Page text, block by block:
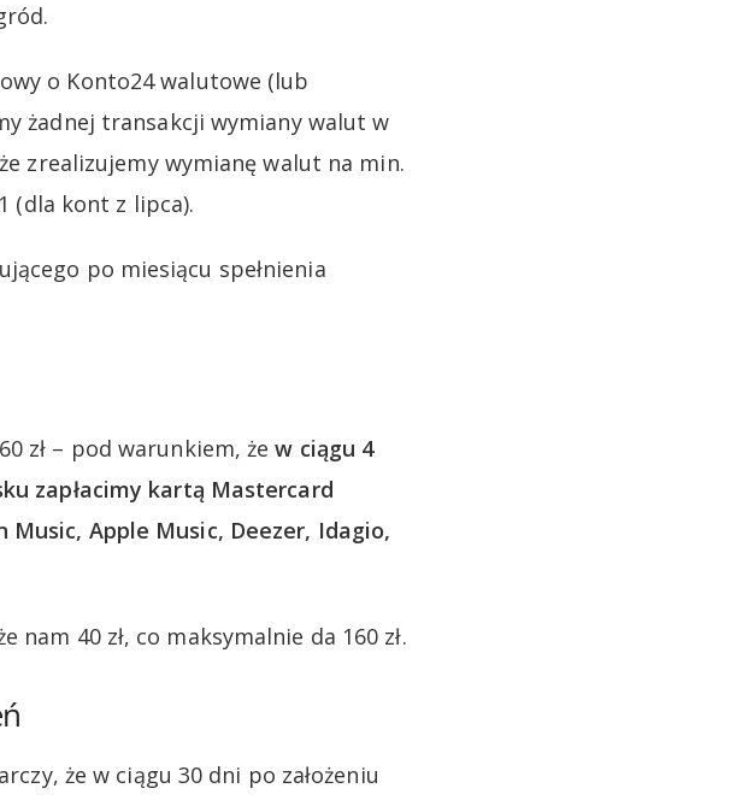
o Konto24 walutowe (lub
żadnej transakcji wymiany walut w
zrealizujemy wymianę walut na min.
(dla kont z lipca).
po miesiącu spełnienia
zł – pod warunkiem, żew ciągu 4
zapłacimy kartą Mastercard
Music, Apple Music, Deezer, Idagio,
nam 40 zł, co maksymalnie da 160 zł.
że w ciągu 30 dni po założeniu